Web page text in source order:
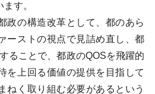
す。
政の構造改革として、都のあら
ーストの視点で見詰め直し、都
ることで、都政のQOSを飛躍的
を上回る価値の提供を目指して
ねく取り組む必要があるという